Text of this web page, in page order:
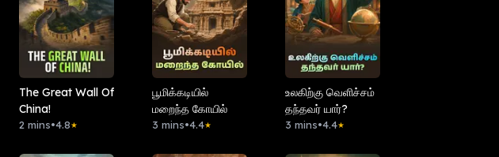
The Great Wall Of
China!
2 mins•4.8★
பூமிக்கடியில்
மறைந்த கோயில்
3 mins•4.4★
உலகிற்கு வெளிச்சம்
தந்தவர் யார்?
3 mins•4.4★